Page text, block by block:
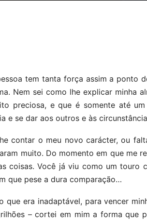
tem tanta força assim a ponto
Nem sei como lhe explicar minha
preciosa, e que é somente até
e se dar aos outros e às
contar o meu novo carácter, ou
muito. Do momento em que me
coisas. Você já viu como um touro
que pese a dura comparação…
que era inadaptável, para vencer
– cortei em mim a forma que